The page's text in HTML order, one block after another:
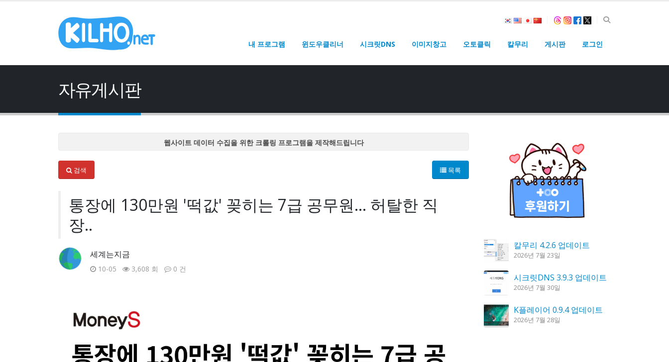
내 프로그램 윈도우클리너 시크릿DNS 이미지창고 오토클릭 칼무리 게시판 로그인
자유게시판
웹사이트 데이터 수집을 위한 크롤링 프로그램을 제작해드립니다
웹사이트 데이터 수집을 위한 크롤링 프로그램을 제작해드립니다
검색 목록
통장에 130만원 '떡값' 꽂히는 7급 공무원… 허탈한 직
장..
세계는지금
10-05 3,608 회 0 건
칼무리 4.2.6 업데이트
2026년 7월 23일
시크릿DNS 3.9.3 업데이트
2026년 7월 30일
K플레이어 0.9.4 업데이트
2026년 7월 28일